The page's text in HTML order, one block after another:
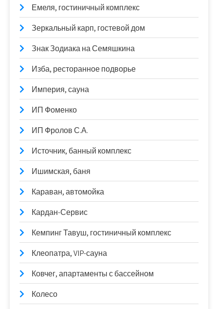
Емеля, гостиничный комплекс
Зеркальный карп, гостевой дом
Знак Зодиака на Семяшкина
Изба, ресторанное подворье
Империя, сауна
ИП Фоменко
ИП Фролов С.А.
Источник, банный комплекс
Ишимская, баня
Караван, автомойка
Кардан-Сервис
Кемпинг Тавуш, гостиничный комплекс
Клеопатра, VIP-сауна
Ковчег, апартаменты с бассейном
Колесо